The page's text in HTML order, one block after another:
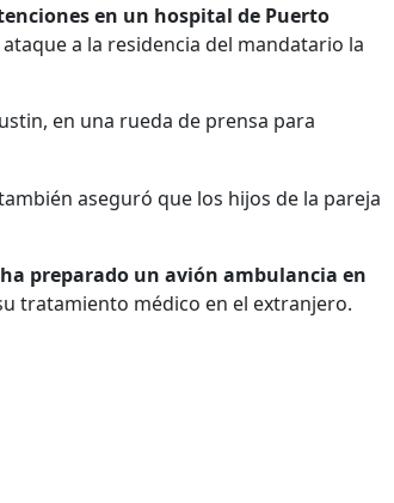
en un hospital de Puerto
a la residencia del mandatario la
en una rueda de prensa para
aseguró que los hijos de la pareja
preparado un avión ambulancia en
tratamiento médico en el extranjero.